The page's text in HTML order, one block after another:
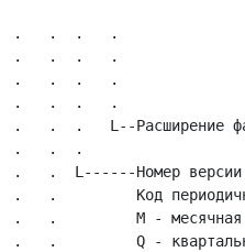
.   .  .   .
.   .  .   .
.   .  .   .
.   .  .   .
.   .  .   L--Расширение
.   .  .
.   .  L------Номер версии
.   .         Код
.   .         M - месячная
.   .         Q -